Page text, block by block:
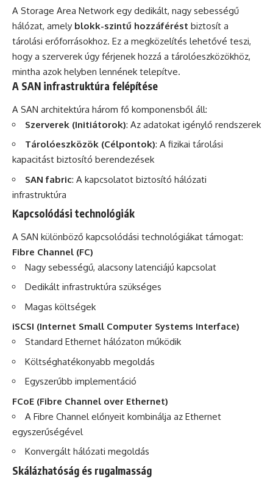
A Storage Area Network egy dedikált, nagy sebességű
hálózat, amely blokk-szintű hozzáférést biztosít a
tárolási erőforrásokhoz. Ez a megközelítés lehetővé teszi,
hogy a szerverek úgy férjenek hozzá a tárolóeszközökhöz,
mintha azok helyben lennének telepítve.
A SAN infrastruktúra felépítése
A SAN architektúra három fő komponensből áll:
Szerverek (Initiátorok): Az adatokat igénylő rendszerek
Tárolóeszközök (Célpontok): A fizikai tárolási
kapacitást biztosító berendezések
SAN fabric: A kapcsolatot biztosító hálózati
infrastruktúra
Kapcsolódási technológiák
A SAN különböző kapcsolódási technológiákat támogat:
Fibre Channel (FC)
Nagy sebességű, alacsony latenciájú kapcsolat
Dedikált infrastruktúra szükséges
Magas költségek
iSCSI (Internet Small Computer Systems Interface)
Standard Ethernet hálózaton működik
Költséghatékonyabb megoldás
Egyszerűbb implementáció
FCoE (Fibre Channel over Ethernet)
A Fibre Channel előnyeit kombinálja az Ethernet
egyszerűségével
Konvergált hálózati megoldás
Skálázhatóság és rugalmasság